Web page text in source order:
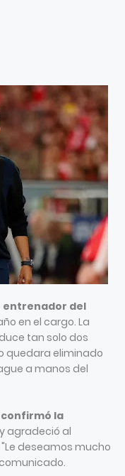
entrenador del
en el cargo. La
tan solo dos
quedara eliminado
a manos del
la
agradeció al
deseamos mucho